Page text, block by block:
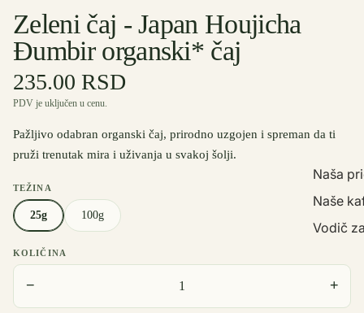
Naša
Naše
Vodič
Zeleni čaj - Japan Houjicha
Đumbir organski* čaj
235.00 RSD
PDV je uključen u cenu.
Pažljivo odabran organski čaj, prirodno uzgojen i spreman da ti
pruži trenutak mira i uživanja u svakoj šolji.
TEŽINA
25g 100g
KOLIČINA
− +